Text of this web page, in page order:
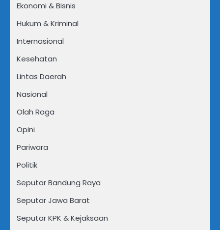
Ekonomi & Bisnis
Hukum & Kriminal
Internasional
Kesehatan
Lintas Daerah
Nasional
Olah Raga
Opini
Pariwara
Politik
Seputar Bandung Raya
Seputar Jawa Barat
Seputar KPK & Kejaksaan